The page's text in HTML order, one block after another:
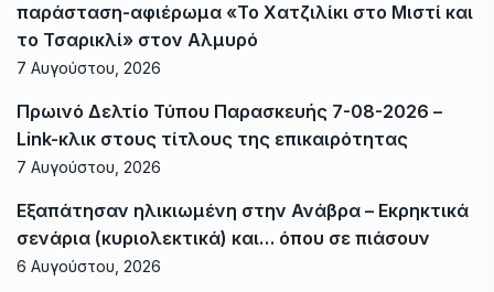
παράσταση-αφιέρωμα «Το Χατζιλίκι στο Μιστί και
το Τσαρικλί» στον Αλμυρό
7 Αυγούστου, 2026
Πρωινό Δελτίο Τύπου Παρασκευής 7-08-2026 –
Link-κλικ στους τίτλους της επικαιρότητας
7 Αυγούστου, 2026
Εξαπάτησαν ηλικιωμένη στην Ανάβρα – Εκρηκτικά
σενάρια (κυριολεκτικά) και… όπου σε πιάσουν
6 Αυγούστου, 2026